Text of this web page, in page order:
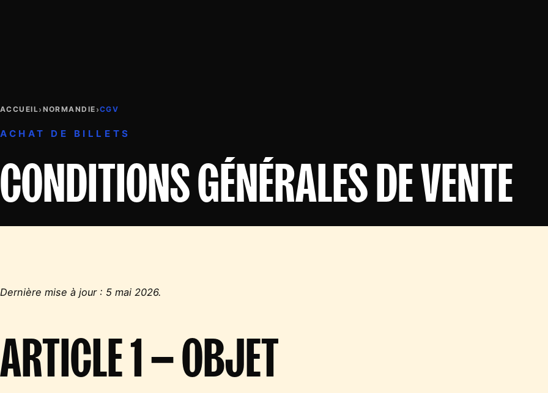
ACCUEIL› NORMANDIE ›CGV
ACHAT DE BILLETS
CONDITIONS GÉNÉRALES DE VENTE
Dernière mise à jour : 5 mai 2026.
ARTICLE 1 — OBJET